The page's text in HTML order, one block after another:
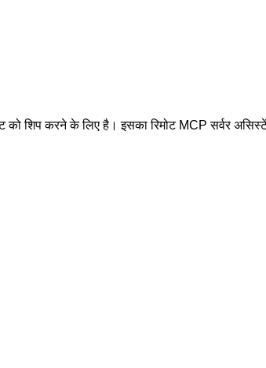
शिप करने के लिए है। इसका रिमोट MCP सर्वर